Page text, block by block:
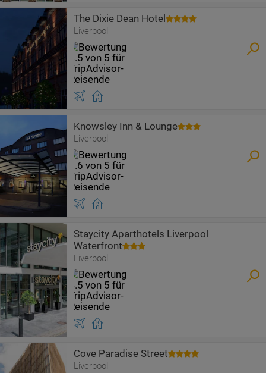
The Dixie Dean Hotel
Liverpool
Knowsley Inn & Lounge
Liverpool
Staycity Aparthotels Liverpool
Waterfront
Liverpool
Cove Paradise Street
Liverpool